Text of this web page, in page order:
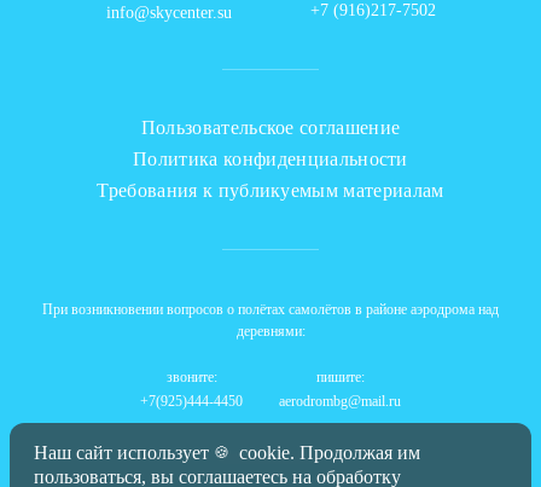
info@skycenter.su +7 (916)217-7502
Пользовательское соглашение
Политика конфиденциальности
Требования к публикуемым материалам
При возникновении вопросов о полётах самолётов в районе аэродрома над
деревнями:
звоните:
+7(925)444-4450
пишите:
aerodrombg@mail.ru
Наш сайт использует 🍪 cookie. Продолжая им
пользоваться, вы соглашаетесь на обработку